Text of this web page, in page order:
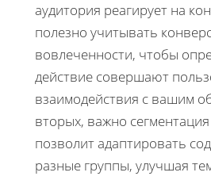
аудитория реагирует на
полезно учитывать
вовлеченности, чтобы
действие совершают
взаимодействия с вашим
вторых, важно
позволит адаптировать
разные группы, улучшая